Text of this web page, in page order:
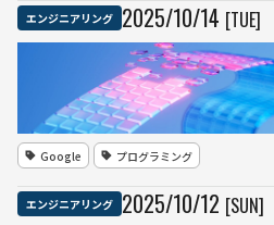
エンジニアリング 2025/10/14 [TUE]
Google プログラミング
エンジニアリング 2025/10/12 [SUN]